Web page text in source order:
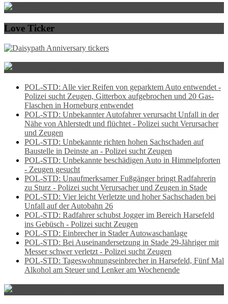
Love Ticker
POL-STD: Alle vier Reifen von geparktem Auto entwendet -
Polizei sucht Zeugen, Gitterbox aufgebrochen und 20 Gas-
Flaschen in Horneburg entwendet
POL-STD: Unbekannter Autofahrer verursacht Unfall in der
Nähe von Ahlerstedt und flüchtet - Polizei sucht Verursacher
und Zeugen
POL-STD: Unbekannte richten hohen Sachschaden auf
Baustelle in Deinste an - Polizei sucht Zeugen
POL-STD: Unbekannte beschädigen Auto in Himmelpforten
- Zeugen gesucht
POL-STD: Unaufmerksamer Fußgänger bringt Radfahrerin
zu Sturz - Polizei sucht Verursacher und Zeugen in Stade
POL-STD: Vier leicht Verletzte und hoher Sachschaden bei
Unfall auf der Autobahn 26
POL-STD: Radfahrer schubst Jogger im Bereich Harsefeld
ins Gebüsch - Polizei sucht Zeugen
POL-STD: Einbrecher in Stader Autowaschanlage
POL-STD: Bei Auseinandersetzung in Stade 29-Jähriger mit
Messer schwer verletzt - Polizei sucht Zeugen
POL-STD: Tageswohnungseinbrecher in Harsefeld, Fünf Mal
Alkohol am Steuer und Lenker am Wochenende